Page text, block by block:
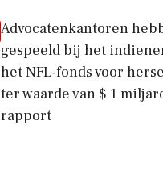
Advocatenkantoren
gespeeld bij het
het NFL-fonds voor
ter waarde van $ 1
rapport